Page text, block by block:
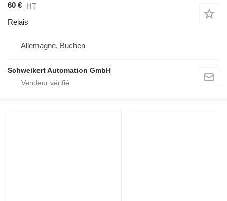
60 € HT
Relais
Allemagne, Buchen
Schweikert Automation GmbH